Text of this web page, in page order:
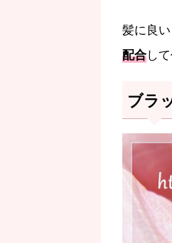
髪に良
配合し
ブラ